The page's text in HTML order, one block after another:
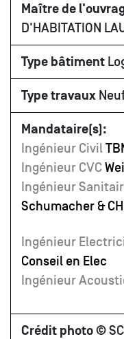
Maître de
D'HABITATION
Type bâtiment
Type travaux
Mandataire(s):
Ingénieur Civil
Ingénieur CVC
Ingénieur
Schumacher &
Ingénieur
Conseil en Elec
Ingénieur
Crédit photo©